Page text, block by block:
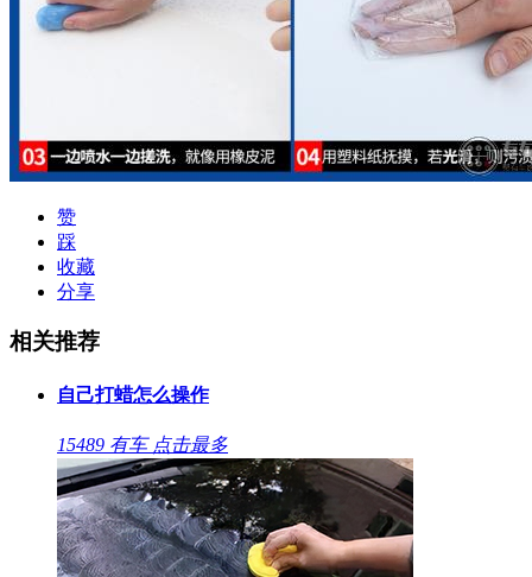
赞
踩
收藏
分享
相关推荐
自己打蜡怎么操作
15489 有车 点击最多